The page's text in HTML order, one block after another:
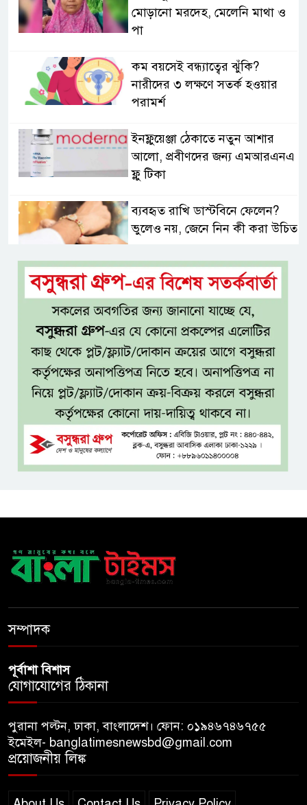
মোড়ানো মরদেহ, মেলেনি মাথা ও
পা
কম বয়সেই বন্ধ্যাত্বের ঝুঁকি?
নারীদের ৩ লক্ষণে সতর্ক হওয়ার
পরামর্শ
ইনফ্লুয়েঞ্জা ঠেকাতে নতুন আশার
আলো, প্রবীণদের জন্য এমআরএনএ
ফ্লু টিকা
ব্যবহৃত রাখি ডাস্টবিনে ফেলেন?
ভুলেও নয়, জেনে নিন কী করা উচিত
বেসরকারি জ্বালানি তেল আমদানিতে
বিশেষ সুবিধার অভিযোগ ভিত্তিহীন:
জ্বালানি বিভাগ
শেখ হাসিনা চাইলেই কি দেশে
ফিরতে পারবেন?
বসুন্ধরায় অ্যামেচার মার্শাল আর্টের
জমজমাট আসর
‘হাসিনা কার্ড’ ব্যবহার করে ভারতের
দেশকে এগিয়ে নিতে হবে: প্রধানমন্ত্রী
সম্পাদক
পূর্বাশা বিশাস
যোগাযোগের ঠিকানা
পুরানা পল্টন, ঢাকা, বাংলাদেশ। ফোন: ০১৯৪৬৭৪৬৭৫৫
ইমেইল- banglatimesnewsbd@gmail.com
প্রয়োজনীয় লিঙ্ক